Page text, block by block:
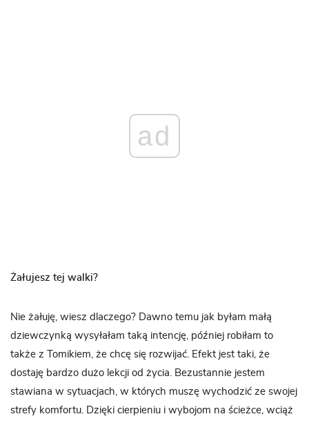
ad
Żałujesz tej walki?
Nie żałuję, wiesz dlaczego? Dawno temu jak byłam małą
dziewczynką wysyłałam taką intencję, później robiłam to
także z Tomikiem, że chcę się rozwijać. Efekt jest taki, że
dostaję bardzo dużo lekcji od życia. Bezustannie jestem
stawiana w sytuacjach, w których muszę wychodzić ze swojej
strefy komfortu. Dzięki cierpieniu i wybojom na ścieżce, wciąż